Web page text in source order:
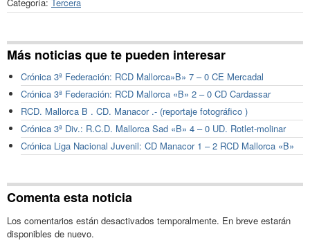
Más noticias que te pueden interesar
Crónica 3ª Federación: RCD Mallorca»B» 7 – 0 CE Mercadal
Crónica 3ª Federación: RCD Mallorca «B» 2 – 0 CD Cardassar
RCD. Mallorca B . CD. Manacor .- (reportaje fotográfico )
Crónica 3ª Div.: R.C.D. Mallorca Sad «B» 4 – 0 UD. Rotlet-molinar
Crónica Liga Nacional Juvenil: CD Manacor 1 – 2 RCD Mallorca «B»
Comenta esta noticia
Los comentarios están desactivados temporalmente. En breve estarán
disponibles de nuevo.